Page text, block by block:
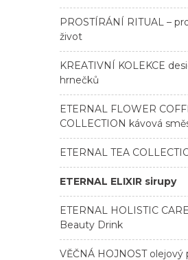
PROSTÍRÁNÍ RITUAL –
život
KREATIVNÍ KOLEKCE
hrnečků
ETERNAL FLOWER
COLLECTION kávová
ETERNAL TEA
ETERNAL ELIXIR sirupy
ETERNAL HOLISTIC
Beauty Drink
VĚČNÁ HOJNOST olejový